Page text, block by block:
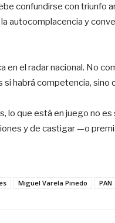
confundirse con triunfo
autocomplacencia y
en el radar nacional. No
habrá competencia, sino
lo que está en juego no
y de castigar —o
Miguel Varela Pinedo PAN